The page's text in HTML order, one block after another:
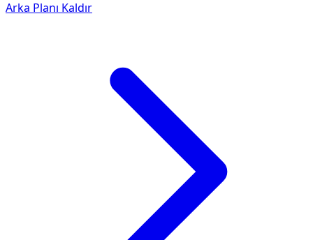
Arka Planı Kaldır